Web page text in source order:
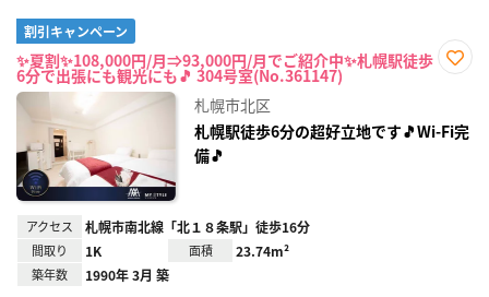
割引キャンペーン
✨夏割✨108,000円/月⇒93,000円/月でご紹介中✨札幌駅徒歩
6分で出張にも観光にも🎵 304号室(No.361147)
録
札幌市北区
札幌駅徒歩6分の超好立地です🎵Wi-Fi完
備🎵
アクセス 札幌市南北線「北１８条駅」徒歩16分
間取り 1K 面積 23.74m²
築年数 1990年 3月 築